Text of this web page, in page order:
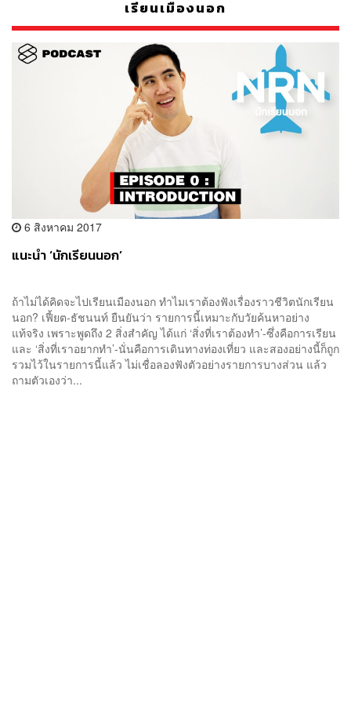
เรียนเมืองนอก
6 สิงหาคม 2017
แนะนำ ‘นักเรียนนอก’
ถ้าไม่ได้คิดจะไปเรียนเมืองนอก ทำไมเราต้องฟังเรื่องราวชีวิตนักเรียน
นอก? เฟี้ยต-ธัชนนท์ ยืนยันว่า รายการนี้เหมาะกับวัยค้นหาอย่าง
แท้จริง เพราะพูดถึง 2 สิ่งสำคัญ ได้แก่ ‘สิ่งที่เราต้องทำ’-ซึ่งคือการเรียน
และ ‘สิ่งที่เราอยากทำ’-นั่นคือการเดินทางท่องเที่ยว และสองอย่างนี้ก็ถูก
รวมไว้ในรายการนี้แล้ว ไม่เชื่อลองฟังตัวอย่างรายการบางส่วน แล้ว
ถามตัวเองว่า...